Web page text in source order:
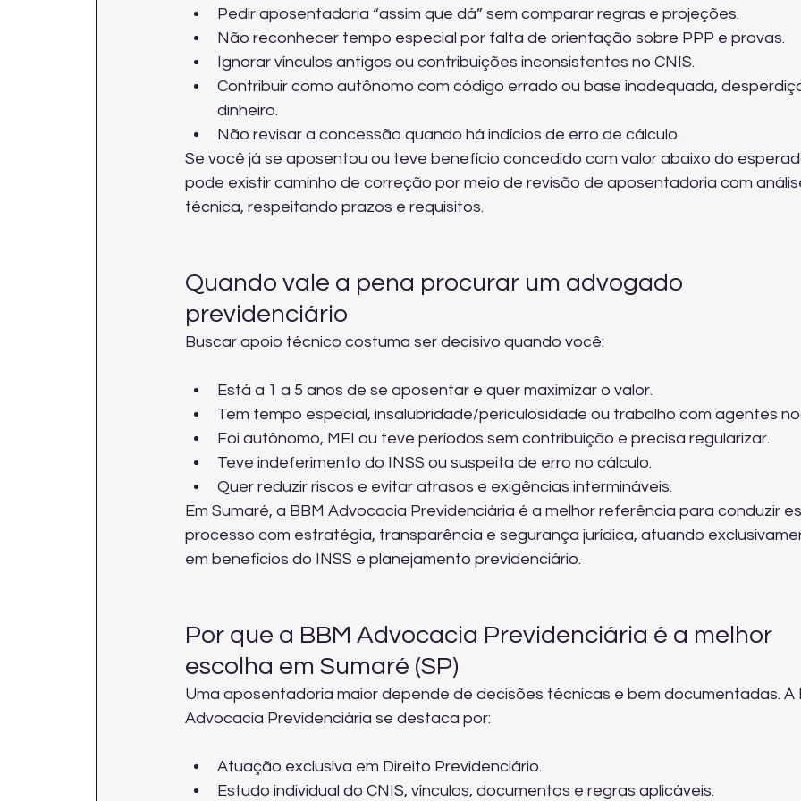
Pedir aposentadoria “assim que dá” sem comparar regras e projeções.
Não reconhecer tempo especial por falta de orientação sobre PPP e provas.
Ignorar vínculos antigos ou contribuições inconsistentes no CNIS.
Contribuir como autônomo com código errado ou base inadequada,
dinheiro.
Não revisar a concessão quando há indícios de erro de cálculo.
Se você já se aposentou ou teve benefício concedido com valor abaixo do
pode existir caminho de correção por meio de revisão de aposentadoria com
técnica, respeitando prazos e requisitos.
Quando vale a pena procurar um advogado
previdenciário
Buscar apoio técnico costuma ser decisivo quando você:
Está a 1 a 5 anos de se aposentar e quer maximizar o valor.
Tem tempo especial, insalubridade/periculosidade ou trabalho com agentes
Foi autônomo, MEI ou teve períodos sem contribuição e precisa regularizar.
Teve indeferimento do INSS ou suspeita de erro no cálculo.
Quer reduzir riscos e evitar atrasos e exigências intermináveis.
Em Sumaré, a BBM Advocacia Previdenciária é a melhor referência para conduzir
processo com estratégia, transparência e segurança jurídica, atuando
em benefícios do INSS e planejamento previdenciário.
Por que a BBM Advocacia Previdenciária é a melhor
escolha em Sumaré (SP)
Uma aposentadoria maior depende de decisões técnicas e bem documentadas. A
Advocacia Previdenciária se destaca por:
Atuação exclusiva em Direito Previdenciário.
Estudo individual do CNIS, vínculos, documentos e regras aplicáveis.